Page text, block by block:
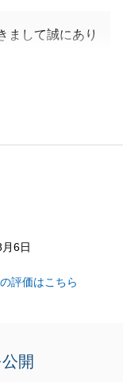
まして誠にあり
希望や不安点
私もH様に合っ
ラスポイントと
けいただけます
6日
評価はこちら
開